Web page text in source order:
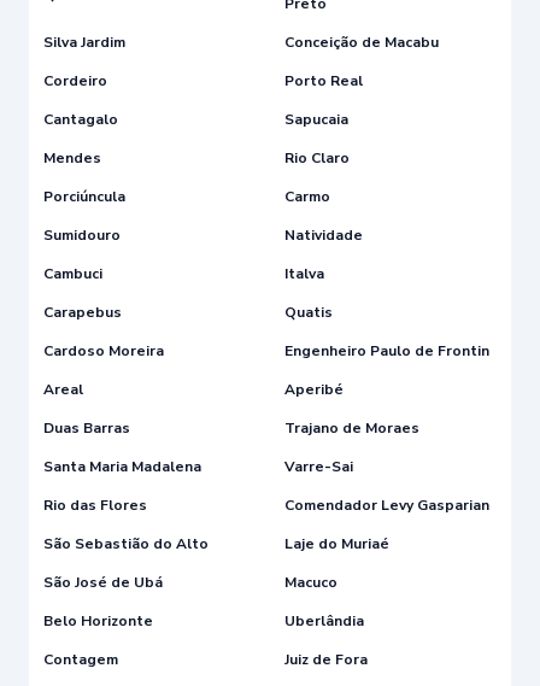
Silva Jardim
Conceição de Macabu
Cordeiro
Porto Real
Cantagalo
Sapucaia
Mendes
Rio Claro
Porciúncula
Carmo
Sumidouro
Natividade
Cambuci
Italva
Carapebus
Quatis
Cardoso Moreira
Engenheiro Paulo de Frontin
Areal
Aperibé
Duas Barras
Trajano de Moraes
Santa Maria Madalena
Varre-Sai
Rio das Flores
Comendador Levy Gasparian
São Sebastião do Alto
Laje do Muriaé
São José de Ubá
Macuco
Belo Horizonte
Uberlândia
Contagem
Juiz de Fora